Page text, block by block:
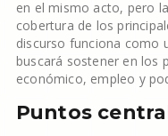
en el mismo acto, pero
cobertura de los
discurso funciona como
buscará sostener en los
económico, empleo y
Puntos